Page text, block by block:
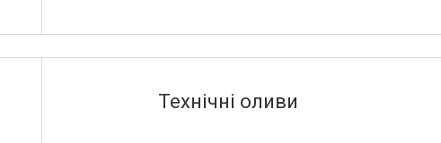
Технічні оливи